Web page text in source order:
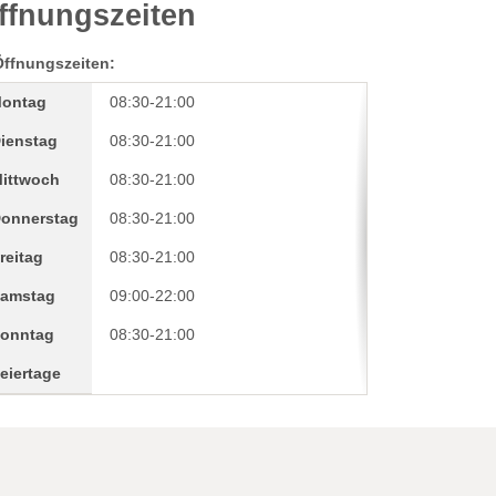
08:30-21:00
08:30-21:00
08:30-21:00
08:30-21:00
08:30-21:00
09:00-22:00
08:30-21:00